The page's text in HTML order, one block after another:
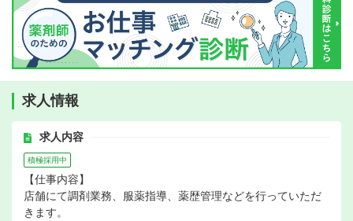
求人情報
求人内容
積極採用中
【仕事内容】
店舗にて調剤業務、服薬指導、薬歴管理などを行っていただ
きます。